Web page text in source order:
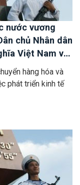
nước vương
chủ Nhân dân
Việt Nam về
hàng hóa và
phát triển kinh tế